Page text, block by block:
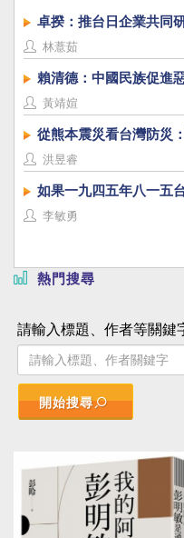
卓揆：推台日企業共同
林薏茹
賴清德：中國民族促進
黃靖媗
從熊本震災看台灣防災
洪昱睿
如果一九四五年八一五
李敏勇
熱門搜尋
請輸入標題、作者等關鍵
開始搜尋